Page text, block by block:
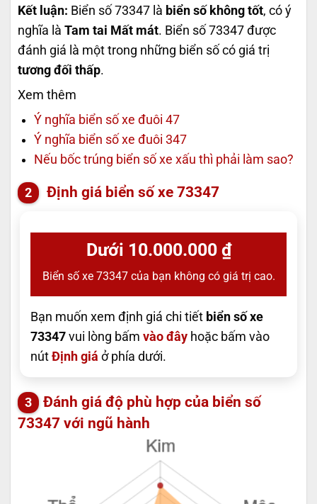
Kết luận: Biển số 73347 là biển số không tốt, có ý
nghĩa là Tam tai Mất mát. Biển số 73347 được
đánh giá là một trong những biển số có giá trị
tương đối thấp.
Xem thêm
Ý nghĩa biển số xe đuôi 47
Ý nghĩa biển số xe đuôi 347
Nếu bốc trúng biển số xe xấu thì phải làm sao?
Định giá biển số xe 73347
Dưới 10.000.000 ₫
Biển số xe 73347 của bạn không có giá trị cao.
Bạn muốn xem định giá chi tiết biển số xe
73347 vui lòng bấm vào đây hoặc bấm vào
nút Định giá ở phía dưới.
Đánh giá độ phù hợp của biển số
73347 với ngũ hành